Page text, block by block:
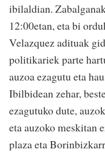
ibilaldian.
12:00etan, eta bi
Velazquez adituak
politikariek parte
auzoa ezagutu eta
Ibilbidean zehar,
ezagutuko dute,
eta auzoko meskitan
plaza eta